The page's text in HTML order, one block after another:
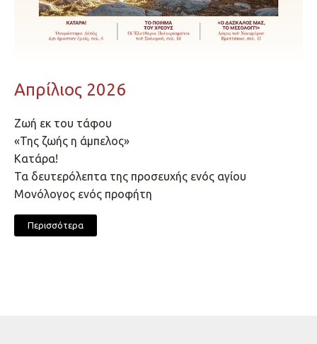
Απρίλιος 2026
Ζωή εκ του τάφου
«Της ζωής η άμπελος»
Κατάρα!
Τα δευτερόλεπτα της προσευχής ενός αγίου
Μονόλογος ενός προφήτη
Περισσότερα